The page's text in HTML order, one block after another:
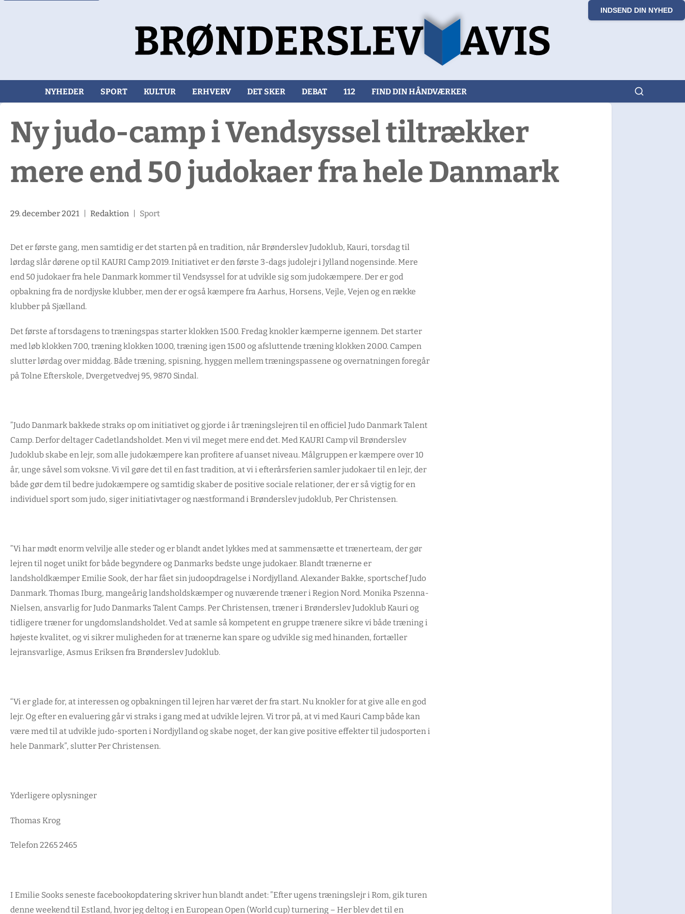
INDSEND DIN NYHED
NYHEDER SPORT KULTUR ERHVERV DET SKER DEBAT 112 FIND DIN HÅNDVÆRKER
Ny judo-camp i Vendsyssel tiltrækker
mere end 50 judokaer fra hele Danmark
29. december 2021| Redaktion| Sport
Det er første gang, men samtidig er det starten på en tradition, når Brønderslev Judoklub, Kauri, torsdag til
lørdag slår dørene op til KAURI Camp 2019. Initiativet er den første 3-dags judolejr i Jylland nogensinde. Mere
end 50 judokaer fra hele Danmark kommer til Vendsyssel for at udvikle sig som judokæmpere. Der er god
opbakning fra de nordjyske klubber, men der er også kæmpere fra Aarhus, Horsens, Vejle, Vejen og en række
klubber på Sjælland.
Det første af torsdagens to træningspas starter klokken 15.00. Fredag knokler kæmperne igennem. Det starter
med løb klokken 7.00, træning klokken 10.00, træning igen 15.00 og afsluttende træning klokken 20.00. Campen
slutter lørdag over middag. Både træning, spisning, hyggen mellem træningspassene og overnatningen foregår
på Tolne Efterskole, Dvergetvedvej 95, 9870 Sindal.
”Judo Danmark bakkede straks op om initiativet og gjorde i år træningslejren til en officiel Judo Danmark Talent
Camp. Derfor deltager Cadetlandsholdet. Men vi vil meget mere end det. Med KAURI Camp vil Brønderslev
Judoklub skabe en lejr, som alle judokæmpere kan profitere af uanset niveau. Målgruppen er kæmpere over 10
år, unge såvel som voksne. Vi vil gøre det til en fast tradition, at vi i efterårsferien samler judokaer til en lejr, der
både gør dem til bedre judokæmpere og samtidig skaber de positive sociale relationer, der er så vigtig for en
individuel sport som judo, siger initiativtager og næstformand i Brønderslev judoklub, Per Christensen.
”Vi har mødt enorm velvilje alle steder og er blandt andet lykkes med at sammensætte et trænerteam, der gør
lejren til noget unikt for både begyndere og Danmarks bedste unge judokaer. Blandt trænerne er
landsholdkæmper Emilie Sook, der har fået sin judoopdragelse i Nordjylland. Alexander Bakke, sportschef Judo
Danmark. Thomas Iburg, mangeårig landsholdskæmper og nuværende træner i Region Nord. Monika Pszenna-
Nielsen, ansvarlig for Judo Danmarks Talent Camps. Per Christensen, træner i Brønderslev Judoklub Kauri og
tidligere træner for ungdomslandsholdet. Ved at samle så kompetent en gruppe trænere sikre vi både træning i
højeste kvalitet, og vi sikrer muligheden for at trænerne kan spare og udvikle sig med hinanden, fortæller
lejransvarlige, Asmus Eriksen fra Brønderslev Judoklub.
“Vi er glade for, at interessen og opbakningen til lejren har været der fra start. Nu knokler for at give alle en god
lejr. Og efter en evaluering går vi straks i gang med at udvikle lejren. Vi tror på, at vi med Kauri Camp både kan
være med til at udvikle judo-sporten i Nordjylland og skabe noget, der kan give positive effekter til judosporten i
hele Danmark”, slutter Per Christensen.
Yderligere oplysninger
Thomas Krog
Telefon 2265 2465
I Emilie Sooks seneste facebookopdatering skriver hun blandt andet: ”Efter ugens træningslejr i Rom, gik turen
denne weekend til Estland, hvor jeg deltog i en European Open (World cup) turnering – Her blev det til en